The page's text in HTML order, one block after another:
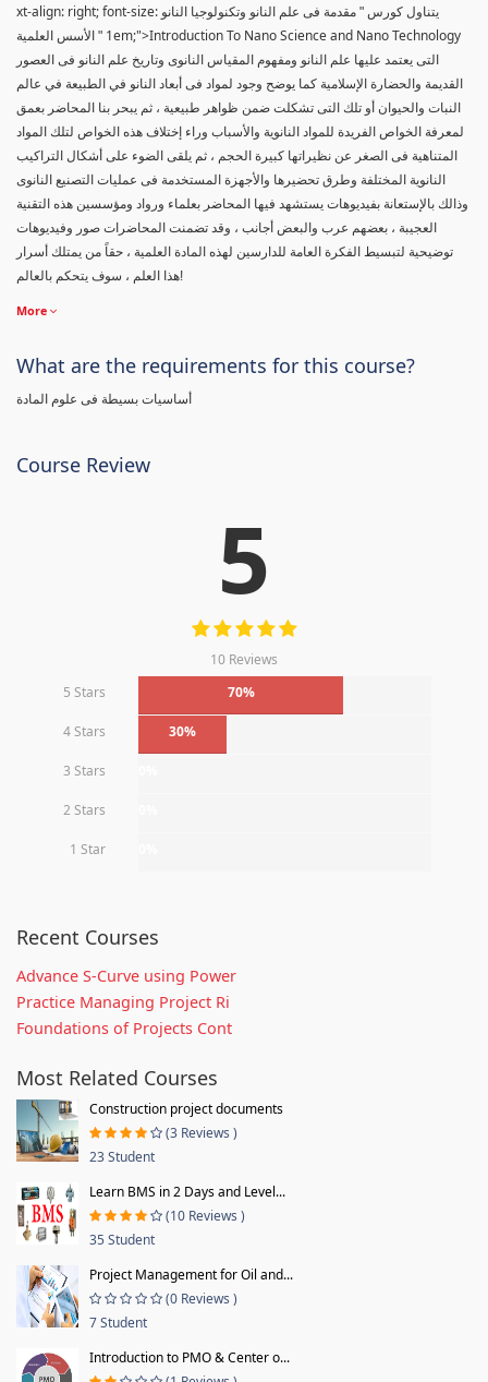
يتناول كورس " مقدمة فى علم النانو وتكنولوجيا النانو xt-align: right; font-size:
1em;">Introduction To Nano Science and Nano Technology " الأسس العلمية
التى يعتمد عليها علم النانو ومفهوم المقياس النانوى وتاريخ علم النانو فى العصور
القديمة والحضارة الإسلامية كما يوضح وجود لمواد فى أبعاد النانو في الطبيعة في عالم
النبات والحيوان أو تلك التى تشكلت ضمن ظواهر طبيعية ، ثم يبحر بنا المحاضر بعمق
لمعرفة الخواص الفريدة للمواد النانوية والأسباب وراء إختلاف هذه الخواص لتلك المواد
المتناهية فى الصغر عن نظيراتها كبيرة الحجم ، ثم يلقى الضوء على أشكال التراكيب
النانوية المختلفة وطرق تحضيرها والأجهزة المستخدمة فى عمليات التصنيع النانوى
وذالك بالإستعانة بفيديوهات يستشهد فيها المحاضر بعلماء ورواد ومؤسسين هذه التقنية
العجيبة ، بعضهم عرب والبعض أجانب ، وقد تضمنت المحاضرات صور وفيديوهات
توضيحية لتبسيط الفكرة العامة للدارسين لهذه المادة العلمية ، حقاً من يمتلك أسرار
هذا العلم ، سوف يتحكم بالعالم!
More
What are the requirements for this course?
أساسيات بسيطة فى علوم المادة
Course Review
5
10 Reviews
5 Stars
70%
4 Stars 30%
3 Stars
2 Stars
1 Star
Recent Courses
Advance S-Curve using Power
Practice Managing Project Ri
Foundations of Projects Cont
Most Related Courses
Construction project documents
(3 Reviews )
23 Student
Learn BMS in 2 Days and Level...
(10 Reviews )
35 Student
Project Management for Oil and...
(0 Reviews )
7 Student
Introduction to PMO & Center o...